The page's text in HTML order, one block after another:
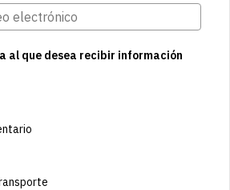
al que desea recibir información